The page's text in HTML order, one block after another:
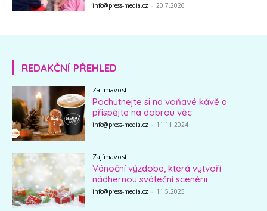
info@press-media.cz - 20.7.2026
REDAKČNÍ PŘEHLED
Zajímavosti
Pochutnejte si na voňavé kávě a
přispějte na dobrou věc
info@press-media.cz - 11.11.2024
Zajímavosti
Vánoční výzdoba, která vytvoří
nádhernou sváteční scenérii.
info@press-media.cz - 11.5.2025